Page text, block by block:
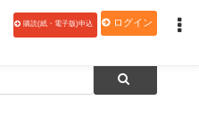
購読(紙・電子版)申込 ログイン